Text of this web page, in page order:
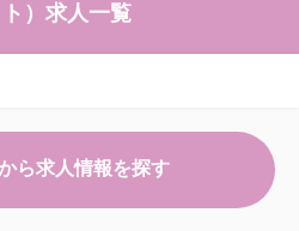
）求人一覧
ら求人情報を探す